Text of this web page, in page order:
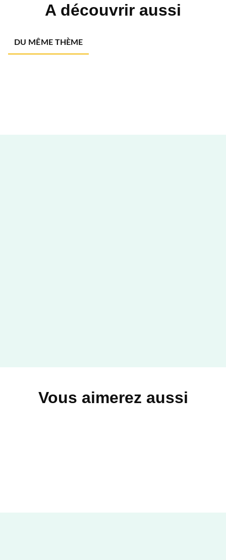
A découvrir aussi
DU MÊME THÈME
Vous aimerez aussi